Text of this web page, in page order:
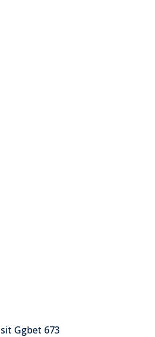
Ggbet 673